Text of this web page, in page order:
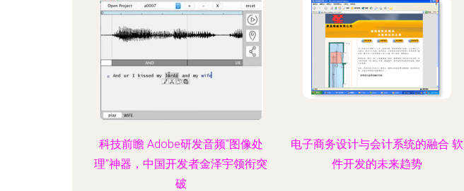
科技前瞻 Adobe研发音频“图像处
理”神器，中国开发者金泽宇领衔突
破
电子商务设计与会计系统的融合 软
件开发的未来趋势